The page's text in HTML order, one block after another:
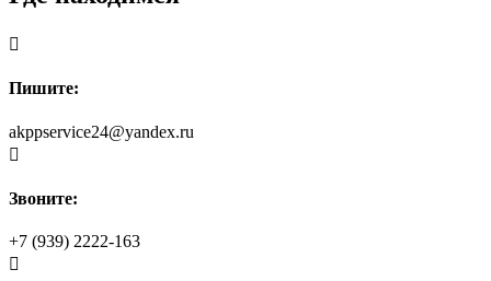

Пишите:
akppservice24@yandex.ru

Звоните:
+7 (939) 2222-163
